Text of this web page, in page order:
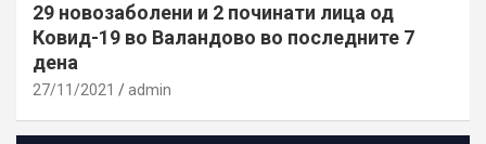
29 новозаболени и 2 починати лица од
Ковид-19 во Валандово во последните 7
дена
27/11/2021 admin